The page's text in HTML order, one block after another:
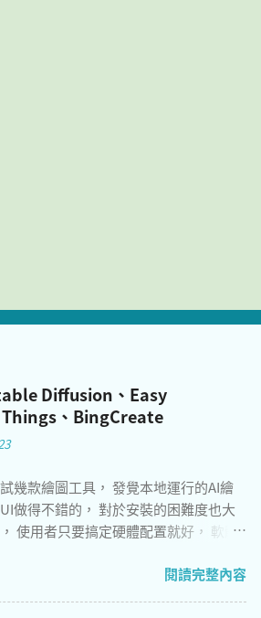
Diffusion、Easy
、BingCreate
幾款繪圖工具， 發覺本地運行的AI繪
做得不錯的， 對於安裝的困難度也大
使用者只要搞定硬體配置就好， 軟體
作業系統分別適用的軟體， 安裝好只要
閱讀完整內容